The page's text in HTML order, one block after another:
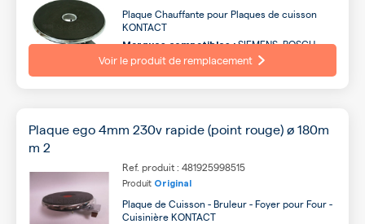
Plaque Chauffante pour Plaques de cuisson
KONTACT
Marques compatibles :SIEMENS, BOSCH,
BRANDT, NEFF, SAUTER, INDESIT, AEG, ARTHUR
MARTIN, WHIRLPOOL, ROSIERES ...
Voir le produit de remplacement
Plaque ego 4mm 230v rapide (point rouge) ø 180m
m 2
Ref. produit : 481925998515
Produit Original
Plaque de Cuisson - Bruleur - Foyer pour Four -
Cuisinière KONTACT